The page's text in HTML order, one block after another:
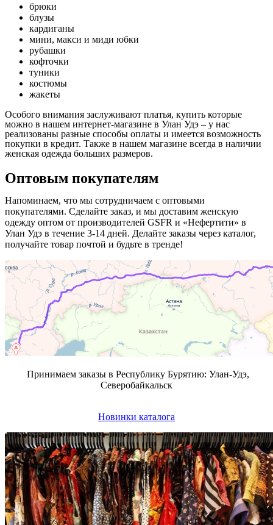
брюки
блузы
кардиганы
мини, макси и миди юбки
рубашки
кофточки
туники
костюмы
жакеты
Особого внимания заслуживают платья, купить которые
можно в нашем интернет-магазине в Улан Удэ – у нас
реализованы разные способы оплаты и имеется возможность
покупки в кредит. Также в нашем магазине всегда в наличии
женская одежда больших размеров.
Оптовым покупателям
Напоминаем, что мы сотрудничаем с оптовыми
покупателями. Сделайте заказ, и мы доставим женскую
одежду оптом от производителей GSFR и «Нефертити» в
Улан Удэ в течение 3-14 дней. Делайте заказы через каталог,
получайте товар почтой и будьте в тренде!
Принимаем заказы в Республику Бурятию: Улан-Удэ,
Северобайкальск
Новинки каталога